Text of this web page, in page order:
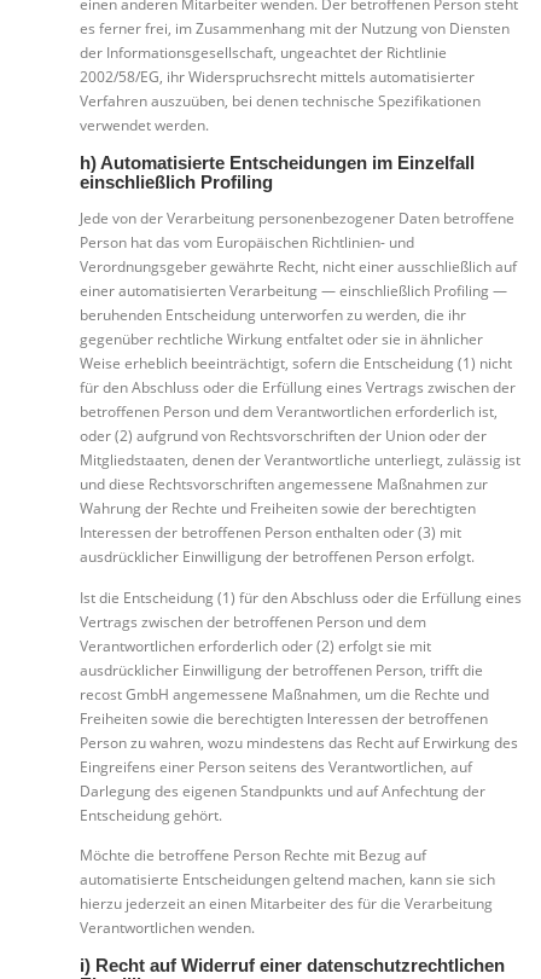
einen anderen Mitarbeiter wenden. Der betroffenen Person steht
es ferner frei, im Zusammenhang mit der Nutzung von Diensten
der Informationsgesellschaft, ungeachtet der Richtlinie
2002/58/EG, ihr Widerspruchsrecht mittels automatisierter
Verfahren auszuüben, bei denen technische Spezifikationen
verwendet werden.
h) Automatisierte Entscheidungen im Einzelfall
einschließlich Profiling
Jede von der Verarbeitung personenbezogener Daten betroffene
Person hat das vom Europäischen Richtlinien- und
Verordnungsgeber gewährte Recht, nicht einer ausschließlich auf
einer automatisierten Verarbeitung — einschließlich Profiling —
beruhenden Entscheidung unterworfen zu werden, die ihr
gegenüber rechtliche Wirkung entfaltet oder sie in ähnlicher
Weise erheblich beeinträchtigt, sofern die Entscheidung (1) nicht
für den Abschluss oder die Erfüllung eines Vertrags zwischen der
betroffenen Person und dem Verantwortlichen erforderlich ist,
oder (2) aufgrund von Rechtsvorschriften der Union oder der
Mitgliedstaaten, denen der Verantwortliche unterliegt, zulässig ist
und diese Rechtsvorschriften angemessene Maßnahmen zur
Wahrung der Rechte und Freiheiten sowie der berechtigten
Interessen der betroffenen Person enthalten oder (3) mit
ausdrücklicher Einwilligung der betroffenen Person erfolgt.
Ist die Entscheidung (1) für den Abschluss oder die Erfüllung eines
Vertrags zwischen der betroffenen Person und dem
Verantwortlichen erforderlich oder (2) erfolgt sie mit
ausdrücklicher Einwilligung der betroffenen Person, trifft die
recost GmbH angemessene Maßnahmen, um die Rechte und
Freiheiten sowie die berechtigten Interessen der betroffenen
Person zu wahren, wozu mindestens das Recht auf Erwirkung des
Eingreifens einer Person seitens des Verantwortlichen, auf
Darlegung des eigenen Standpunkts und auf Anfechtung der
Entscheidung gehört.
Möchte die betroffene Person Rechte mit Bezug auf
automatisierte Entscheidungen geltend machen, kann sie sich
hierzu jederzeit an einen Mitarbeiter des für die Verarbeitung
Verantwortlichen wenden.
i) Recht auf Widerruf einer datenschutzrechtlichen